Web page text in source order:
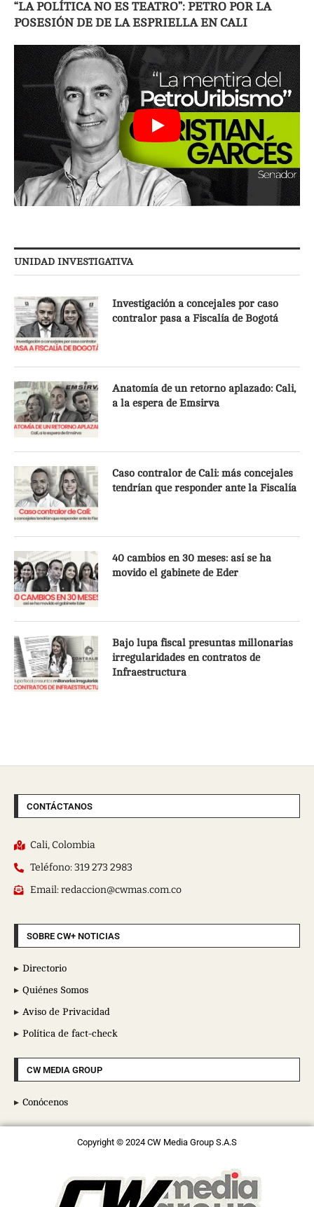
“LA POLÍTICA NO ES TEATRO”: PETRO POR LA
POSESIÓN DE DE LA ESPRIELLA EN CALI
UNIDAD INVESTIGATIVA
Investigación a concejales por caso
contralor pasa a Fiscalía de Bogotá
Anatomía de un retorno aplazado: Cali,
a la espera de Emsirva
Caso contralor de Cali: más concejales
tendrían que responder ante la Fiscalía
40 cambios en 30 meses: así se ha
movido el gabinete de Eder
Bajo lupa fiscal presuntas millonarias
irregularidades en contratos de
Infraestructura
CONTÁCTANOS
Cali, Colombia
Teléfono: 319 273 2983
Email: redaccion@cwmas.com.co
SOBRE CW+ NOTICIAS
Directorio
Quiénes Somos
Aviso de Privacidad
Política de fact-check
CW MEDIA GROUP
Conócenos
Copyright © 2024 CW Media Group S.A.S